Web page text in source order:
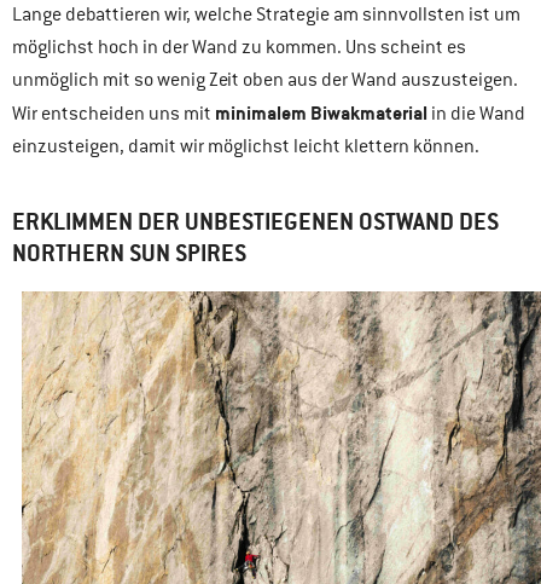
Lange debattieren wir, welche Strategie am sinnvollsten ist um
möglichst hoch in der Wand zu kommen. Uns scheint es
unmöglich mit so wenig Zeit oben aus der Wand auszusteigen.
Wir entscheiden uns mit minimalem Biwakmaterial in die Wand
einzusteigen, damit wir möglichst leicht klettern können.
ERKLIMMEN DER UNBESTIEGENEN OSTWAND DES
NORTHERN SUN SPIRES